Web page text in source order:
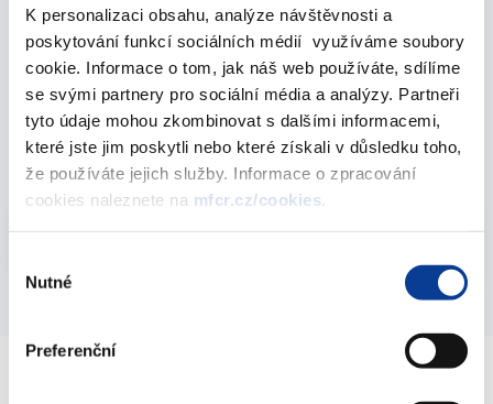
K personalizaci obsahu, analýze návštěvnosti a
poskytování funkcí sociálních médií využíváme soubory
cookie. Informace o tom, jak náš web používáte, sdílíme
se svými partnery pro sociální média a analýzy. Partneři
tyto údaje mohou zkombinovat s dalšími informacemi,
které jste jim poskytli nebo které získali v důsledku toho,
že používáte jejich služby. Informace o zpracování
cookies naleznete na mfcr.cz/cookies.
souhlasu
Nutné
Preferenční
říjen 2010
Zadluženost územních samosprávných celků v
roce 2009
07. října 2010
Vyberte